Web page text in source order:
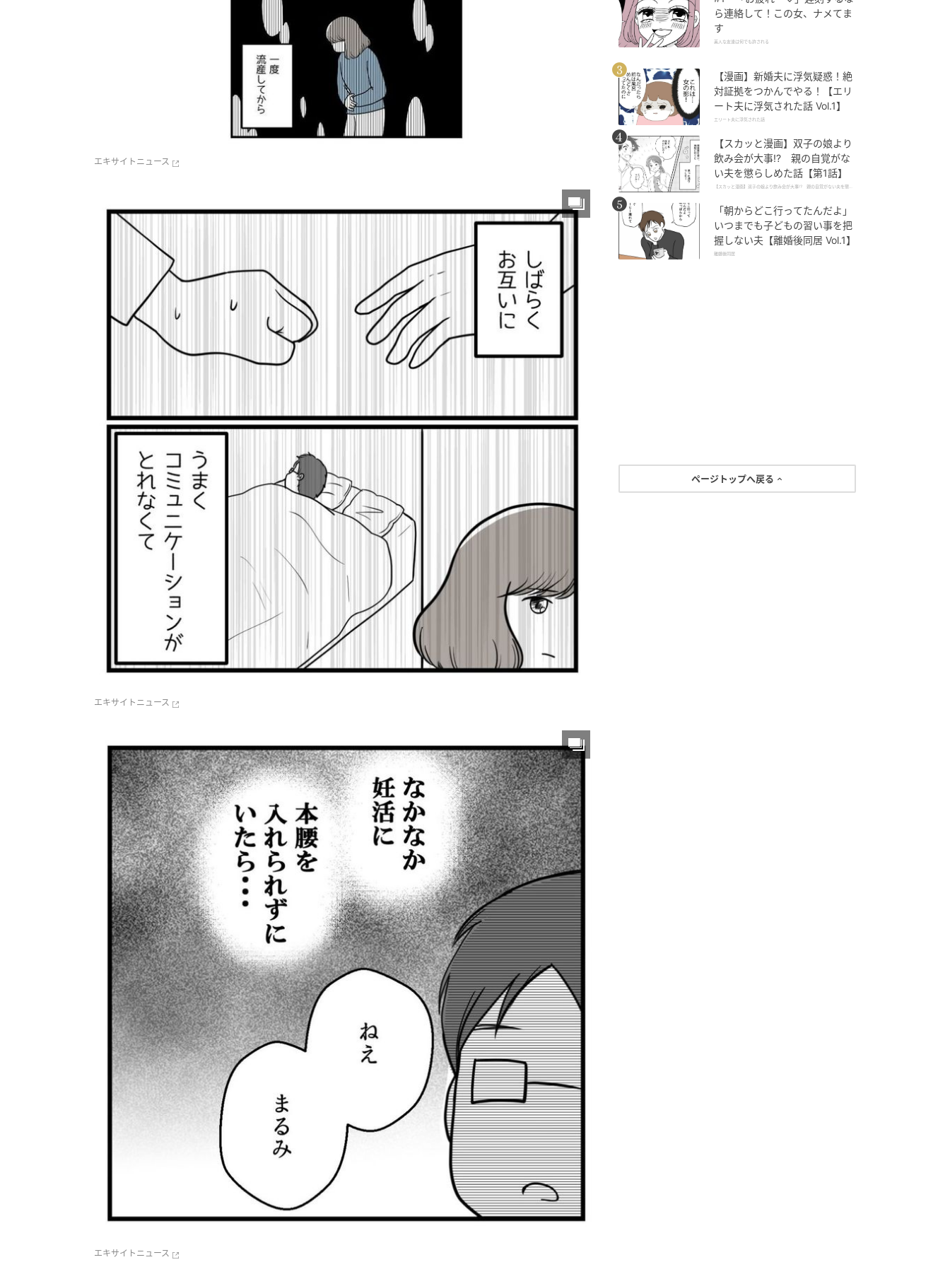
エキサイトニュース
エキサイトニュース
エキサイトニュース
ら連絡して！この女、ナメてま
す
美人な友達は何でも許される
【漫画】新婚夫に浮気疑惑！絶
対証拠をつかんでやる！【エリ
ート夫に浮気された話 Vol.1】
エリート夫に浮気された話
【スカッと漫画】双子の娘より
飲み会が大事!? 親の自覚がな
い夫を懲らしめた話【第1話】
【スカッと漫画】双子の娘より飲み会が大事!? 親の自覚がない夫を懲ら
「朝からどこ行ってたんだよ」
いつまでも子どもの習い事を把
握しない夫【離婚後同居 Vol.1】
離婚後同居
ページトップへ戻る